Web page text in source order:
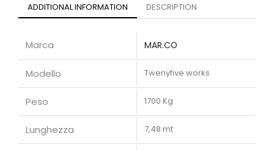
ADDITIONAL INFORMATION DESCRIPTION
Marca MAR.CO
Modello Twenyfive works
Peso 1700 Kg
Lunghezza 7,48 mt